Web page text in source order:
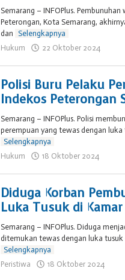
Semarang – INFOPlus.
Peterongan, Kota Semarang,
dan
Selengkapnya
Hukum
22 Oktober 2024
Polisi Buru Pelaku
Indekos Peterongan
Semarang – INFOPlus. Polisi
perempuan yang tewas dengan
Selengkapnya
Hukum
18 Oktober 2024
Diduga Korban
Luka Tusuk di
Semarang – INFOPlus. Diduga
ditemukan tewas dengan luka
Selengkapnya
Peristiwa
18 Oktober 2024